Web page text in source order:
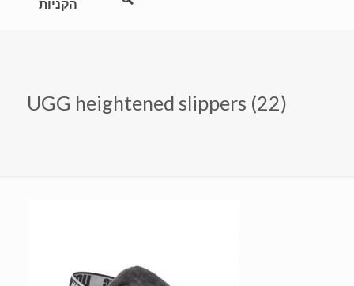
UGG heightened slippers (22)